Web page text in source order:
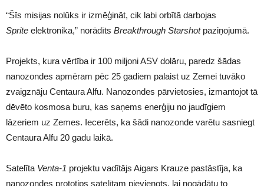
“Šīs misijas nolūks ir izmēģināt, cik labi orbītā darbojas
Sprite elektronika,” norādīts Breakthrough Starshotpaziņojumā.
Projekts, kura vērtība ir 100 miljoni ASV dolāru, paredz šādas
nanozondes apmēram pēc 25 gadiem palaist uz Zemei tuvāko
zvaigznāju Centaura Alfu. Nanozondes pārvietosies, izmantojot tā
dēvēto kosmosa buru, kas saņems enerģiju no jaudīgiem
lāzeriem uz Zemes. Iecerēts, ka šādi nanozonde varētu sasniegt
Centaura Alfu 20 gadu laikā.
Satelīta Venta-1 projektu vadītājs Aigars Krauze pastāstīja, ka
nanozondes prototips satelītam pievienots, lai nogādātu to